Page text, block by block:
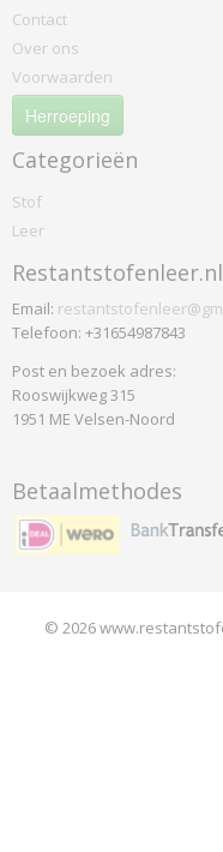
Contact
Over ons
Voorwaarden
Herroeping
Categorieën
Stof
Leer
Restantstofenleer.nl
Email:
Telefoon: +31654987843
Post en bezoek adres:
Rooswijkweg 315
1951 ME Velsen-Noord
Betaalmethodes
© 2026